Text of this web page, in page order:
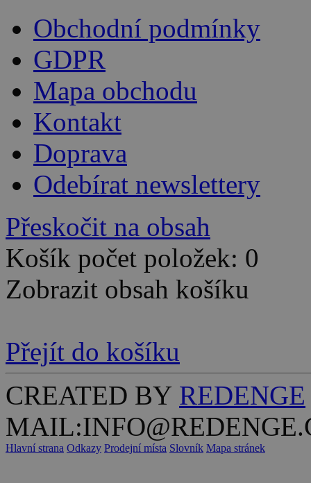
Obchodní podmínky
GDPR
Mapa obchodu
Kontakt
Doprava
Odebírat newslettery
Přeskočit na obsah
Košík počet položek: 0
Zobrazit obsah košíku
Přejít do košíku
CREATED BY REDENGE
Hlavní strana Odkazy Prodejní místa Slovník Mapa stránek